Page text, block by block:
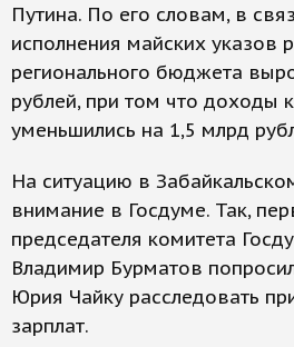
Путина. По его словам, в
исполнения майских указов
регионального бюджета
рублей, при том что доходы
уменьшились на 1,5 млрд
На ситуацию в
внимание в Госдуме. Так,
председателя комитета
Владимир Бурматов
Юрия Чайку расследовать
зарплат.